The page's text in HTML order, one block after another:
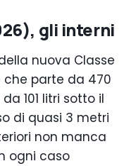
gli interni
nuova Classe
che parte da 470
101 litri sotto il
di quasi 3 metri
non manca
ogni caso